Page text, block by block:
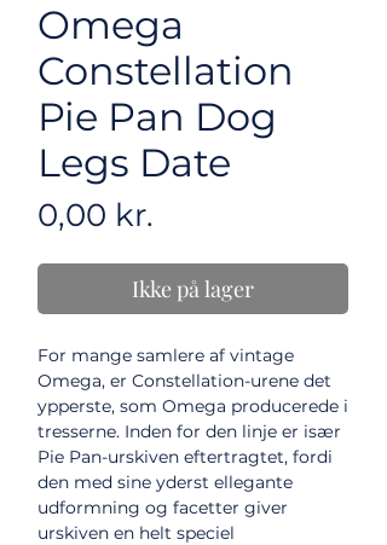
Omega
Constellation
Pie Pan Dog
Legs Date
0,00 kr.
Ikke på lager
For mange samlere af vintage
Omega, er Constellation-urene det
ypperste, som Omega producerede i
tresserne. Inden for den linje er især
Pie Pan-urskiven eftertragtet, fordi
den med sine yderst ellegante
udformning og facetter giver
urskiven en helt speciel